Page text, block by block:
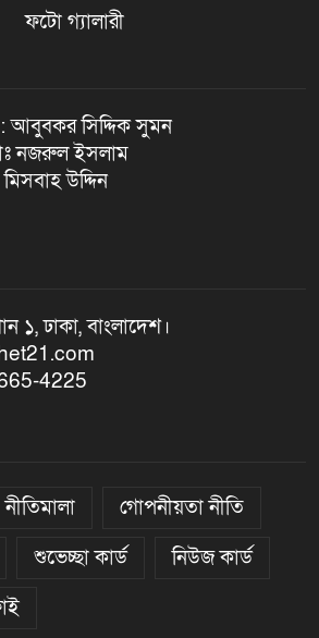
ফটো গ্যালারী
আবুবকর সিদ্দিক সুমন
নজরুল ইসলাম
উদ্দিন
১, ঢাকা, বাংলাদেশ।
4225
গোপনীয়তা নীতি
শুভেচ্ছা কার্ড
নিউজ কার্ড